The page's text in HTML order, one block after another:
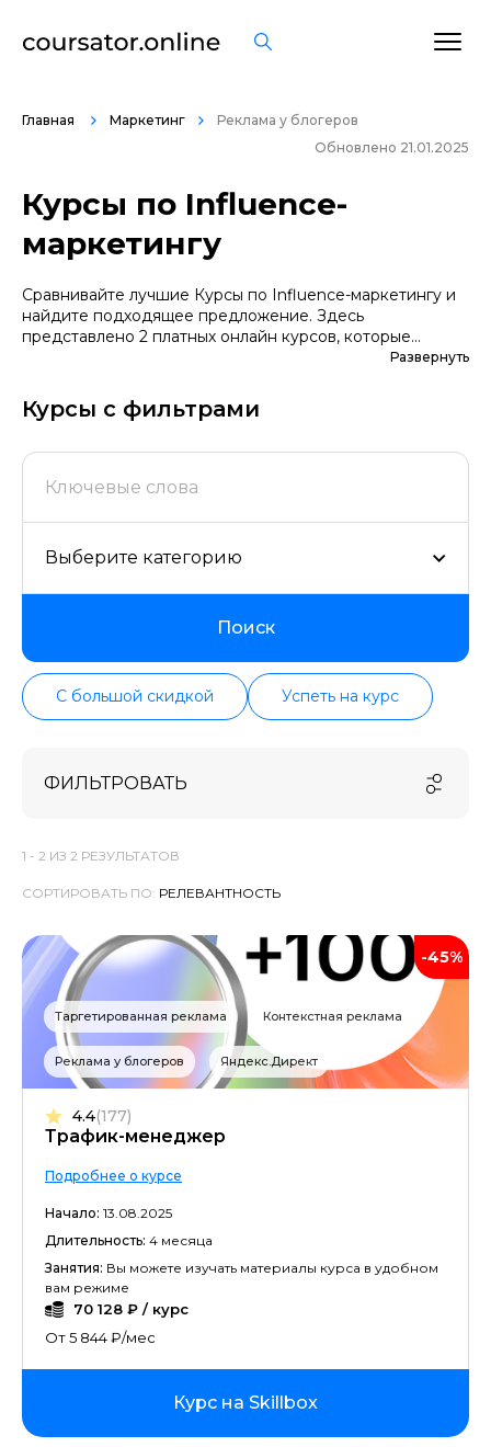
Главная Маркетинг
Реклама у блогеров
Обновлено 21.01.2025
Курсы по Influence-
маркетингу
Сравнивайте лучшие Курсы по Influence-маркетингу и
найдите подходящее предложение. Здесь
представлено 2 платных онлайн курсов, которые
помогут вам стать грамотными специалистами. А если
попробуйте бесплатные варианты. Большой выбор
обучающих программ по цене, продолжительности,
поддерживаем информацию о всех курсах
проверенных школ в актуальном состоянии.
Развернуть
Курсы с фильтрами
Выберите категорию
Поиск
С большой скидкой Успеть на курс
ФИЛЬТРОВАТЬ
1 - 2 ИЗ 2 РЕЗУЛЬТАТОВ
СОРТИРОВАТЬ ПО:
-45%
Таргетированная реклама Контекстная реклама
Реклама у блогеров Яндекс.Директ
Трафик-менеджер
4.4(177)
Подробнее о курсе
Начало: 13.08.2025
Длительность: 4 месяца
Занятия: Вы можете изучать материалы курса в удобном
вам режиме
70 128 ₽ / курс
От 5 844 ₽/мес
Курс на Skillbox